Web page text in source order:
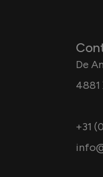
De
4881
+31